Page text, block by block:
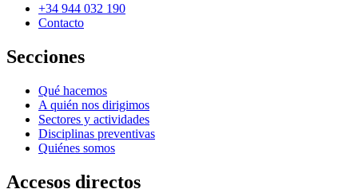
+34 944 032 190
Contacto
Secciones
Qué hacemos
A quién nos dirigimos
Sectores y actividades
Disciplinas preventivas
Quiénes somos
Accesos directos